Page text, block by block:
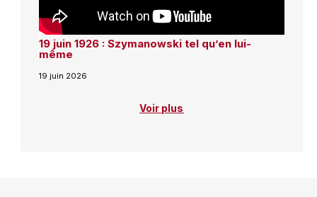
19 juin 1926 : Szymanowski tel qu’en lui-
même
19 juin 2026
Voir plus